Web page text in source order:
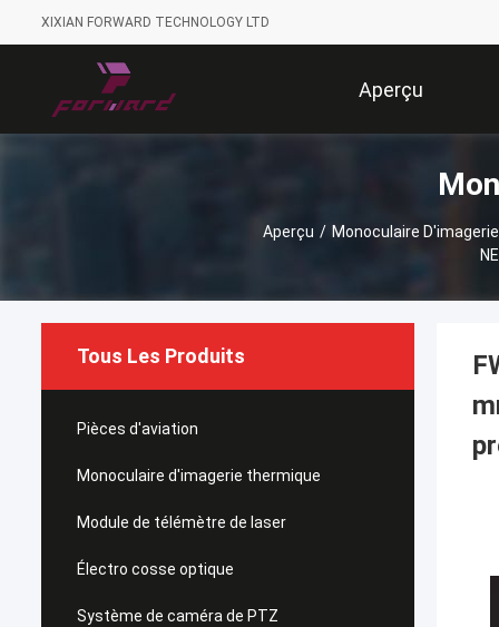
XIXIAN FORWARD TECHNOLOGY LTD
Aperçu
Aperçu / Monoculaire
Tous Les Produits
Pièces d'aviation
Monoculaire d'imagerie thermique
Module de télémètre de laser
Électro cosse optique
Système de caméra de PTZ